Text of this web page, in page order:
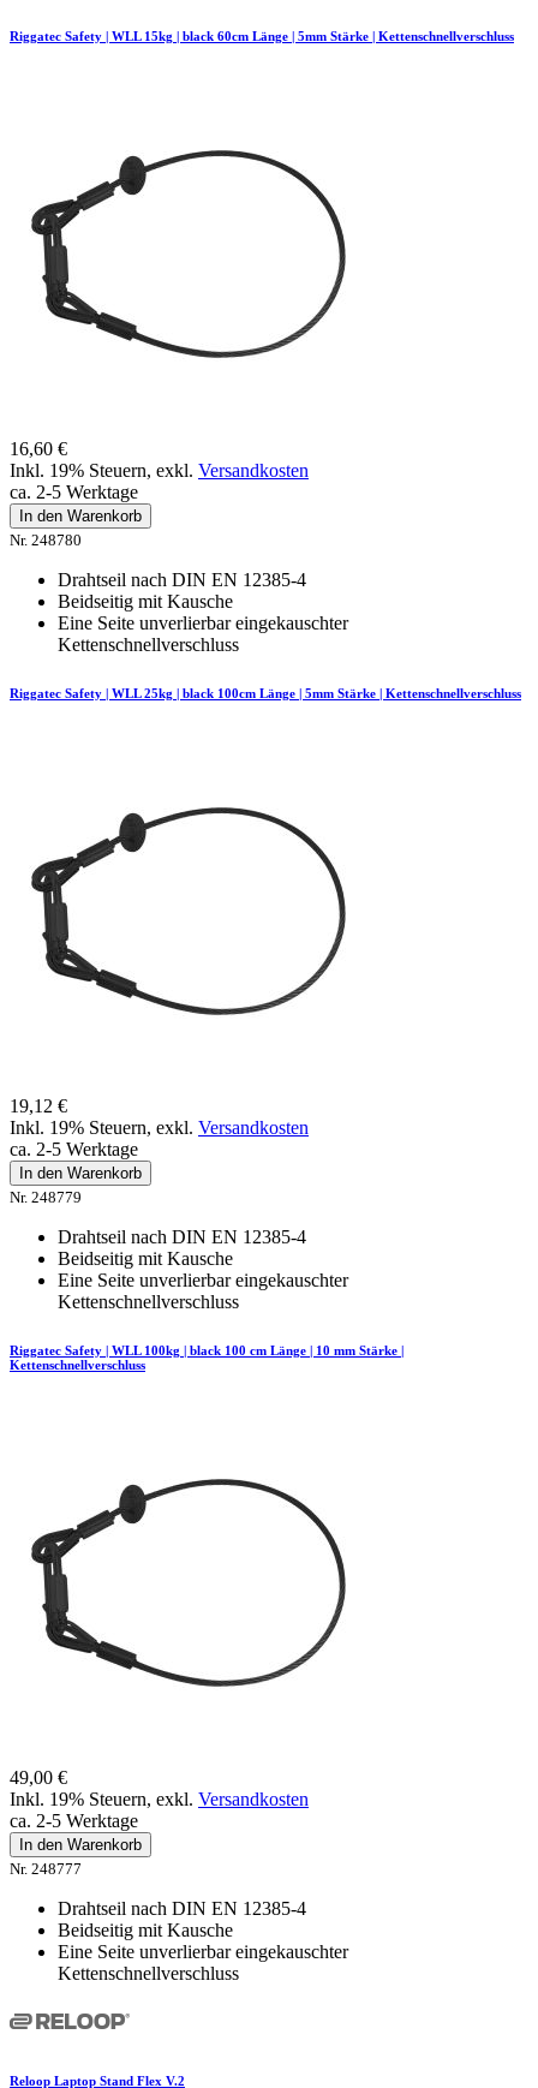
Riggatec Safety | WLL 15kg | black 60cm Länge | 5mm Stärke | Kettenschnellverschluss
16,60 €
Inkl. 19% Steuern, exkl. Versandkosten
ca. 2-5 Werktage
In den Warenkorb
Nr. 248780
Drahtseil nach DIN EN 12385-4
Beidseitig mit Kausche
Eine Seite unverlierbar eingekauschter
Kettenschnellverschluss
Riggatec Safety | WLL 25kg | black 100cm Länge | 5mm Stärke | Kettenschnellverschluss
19,12 €
Inkl. 19% Steuern, exkl. Versandkosten
ca. 2-5 Werktage
In den Warenkorb
Nr. 248779
Drahtseil nach DIN EN 12385-4
Beidseitig mit Kausche
Eine Seite unverlierbar eingekauschter
Kettenschnellverschluss
Riggatec Safety | WLL 100kg | black 100 cm Länge | 10 mm Stärke |
Kettenschnellverschluss
49,00 €
Inkl. 19% Steuern, exkl. Versandkosten
ca. 2-5 Werktage
In den Warenkorb
Nr. 248777
Drahtseil nach DIN EN 12385-4
Beidseitig mit Kausche
Eine Seite unverlierbar eingekauschter
Kettenschnellverschluss
Reloop Laptop Stand Flex V.2